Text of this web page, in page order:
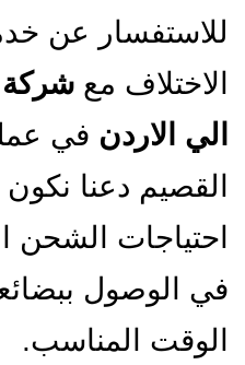
للاستفسار عن
الاختلاف مع
الي الاردن في
القصيم دعنا
احتياجات الشحن
في الوصول
الوقت المناسب.